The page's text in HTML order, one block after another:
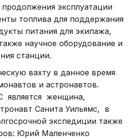
эксплуатации
топлива для поддержания
питания для экипажа,
научное оборудование и
станции.
вахту в данное время
и астронавтов.
женщина,
Санита Уильямс, в
экспедиции также
Юрий Маленченко